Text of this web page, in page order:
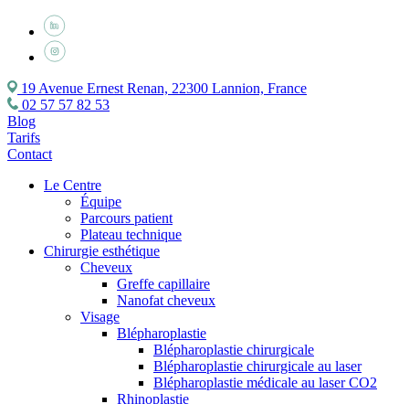
19 Avenue Ernest Renan, 22300 Lannion, France
02 57 57 82 53
Blog
Tarifs
Contact
Le Centre
Équipe
Parcours patient
Plateau technique
Chirurgie esthétique
Cheveux
Greffe capillaire
Nanofat cheveux
Visage
Blépharoplastie
Blépharoplastie chirurgicale
Blépharoplastie chirurgicale au laser
Blépharoplastie médicale au laser CO2
Rhinoplastie